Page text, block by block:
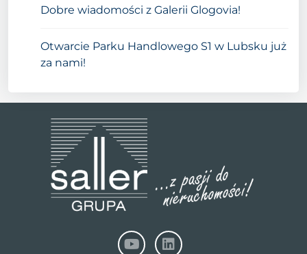
Dobre wiadomości z Galerii Glogovia!
Otwarcie Parku Handlowego S1 w Lubsku już
za nami!